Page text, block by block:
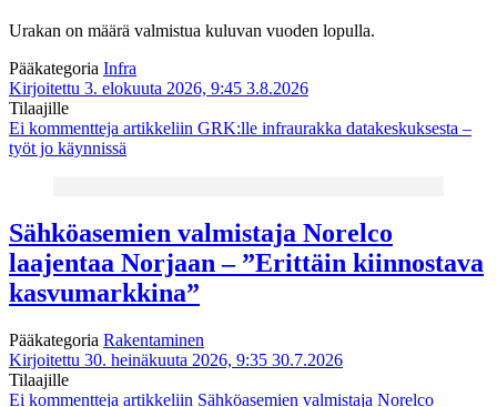
Urakan on määrä valmistua kuluvan vuoden lopulla.
Pääkategoria Infra
Kirjoitettu 3. elokuuta 2026, 9:45 3.8.2026
Tilaajille
Ei kommentteja artikkeliin GRK:lle infraurakka datakeskuksesta –
työt jo käynnissä
Sähköasemien valmistaja Norelco
laajentaa Norjaan – ”Erittäin kiinnostava
kasvumarkkina”
Pääkategoria Rakentaminen
Kirjoitettu 30. heinäkuuta 2026, 9:35 30.7.2026
Tilaajille
Ei kommentteja artikkeliin Sähköasemien valmistaja Norelco